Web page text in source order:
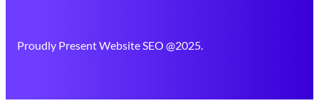
Proudly Present Website SEO @2025.